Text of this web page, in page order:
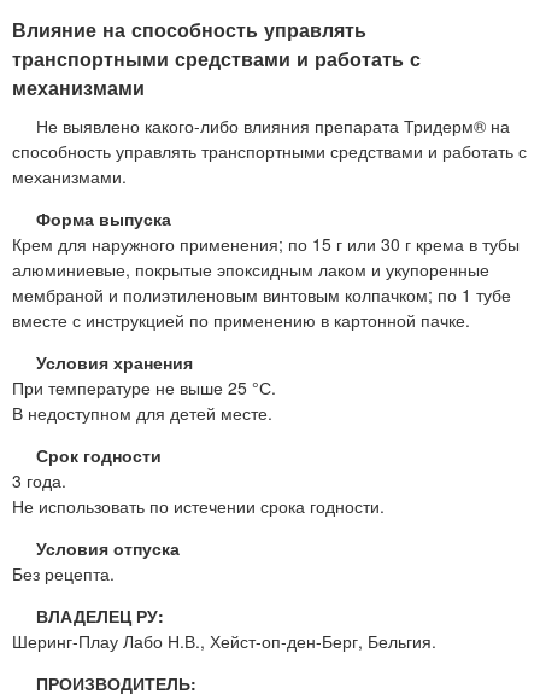
Влияние на способность управлять
транспортными средствами и работать с
механизмами
Не выявлено какого-либо влияния препарата Тридерм® на
способность управлять транспортными средствами и работать с
механизмами.
Форма выпуска
Крем для наружного применения; по 15 г или 30 г крема в тубы
алюминиевые, покрытые эпоксидным лаком и укупоренные
мембраной и полиэтиленовым винтовым колпачком; по 1 тубе
вместе с инструкцией по применению в картонной пачке.
Условия хранения
При температуре не выше 25 °С.
В недоступном для детей месте.
Срок годности
3 года.
Не использовать по истечении срока годности.
Условия отпуска
Без рецепта.
ВЛАДЕЛЕЦ РУ:
Шеринг-Плау Лабо Н.В., Хейст-оп-ден-Берг, Бельгия.
ПРОИЗВОДИТЕЛЬ: